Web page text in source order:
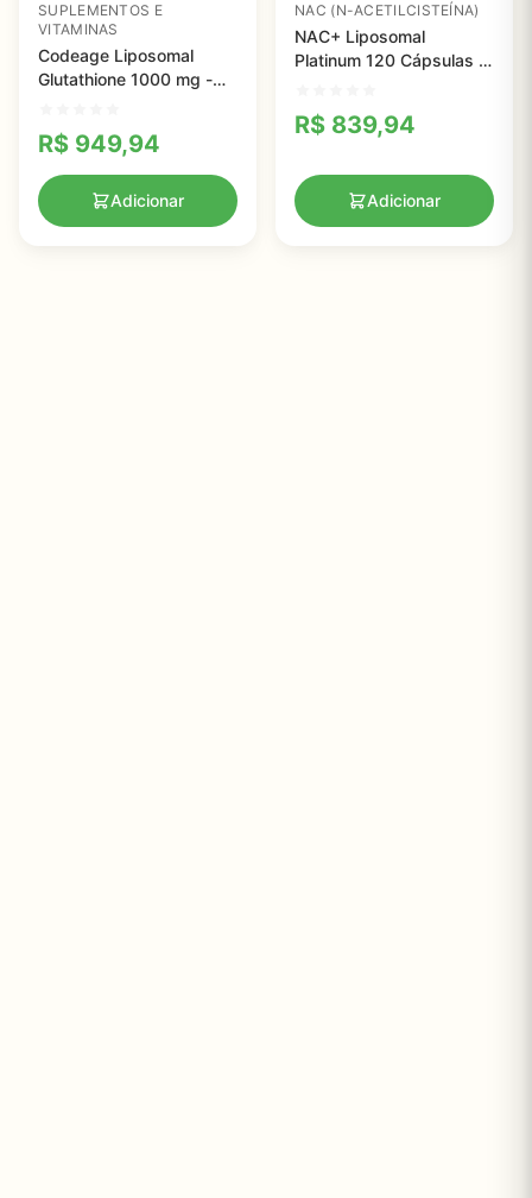
SUPLEMENTOS E
VITAMINAS
Codeage Liposomal
Glutathione 1000 mg -
R$ 949,94
Adicionar
NAC (N-ACETILCISTEÍNA)
NAC+ Liposomal
Platinum 120 Cápsulas -
Codeage
R$ 839,94
Adicionar